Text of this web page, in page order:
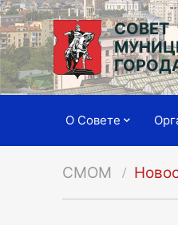
СОВЕТ
О Совете
СМОМ